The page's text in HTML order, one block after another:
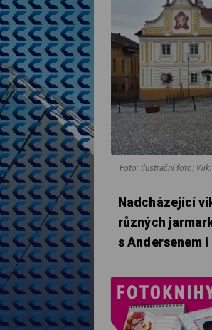
Foto: Ilustrační foto:
Nadcházející
různých
s Andersenem